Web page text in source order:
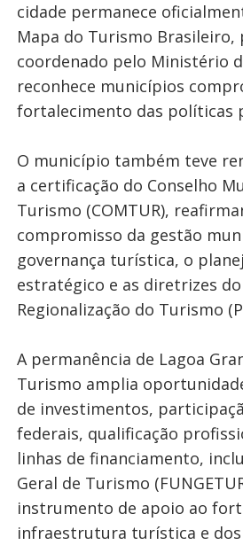
cidade permanece
Mapa do Turismo Brasileiro,
coordenado pelo Ministério
reconhece municípios
fortalecimento das políticas
O município também teve
a certificação do Conselho
Turismo (COMTUR),
compromisso da gestão
governança turística, o
estratégico e as diretrizes
Regionalização do Turismo
A permanência de Lagoa
Turismo amplia
de investimentos,
federais, qualificação
linhas de financiamento,
Geral de Turismo
instrumento de apoio ao
infraestrutura turística e dos